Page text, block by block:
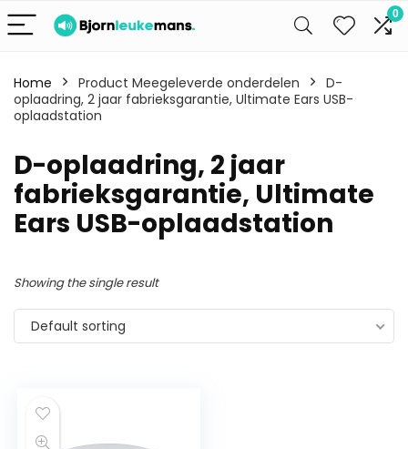
0
Home Product Meegeleverde onderdelen
D-
oplaadring, 2 jaar fabrieksgarantie, Ultimate Ears USB-
oplaadstation
D-oplaadring, 2 jaar
fabrieksgarantie, Ultimate
Ears USB-oplaadstation
Showing the single result
Default sorting